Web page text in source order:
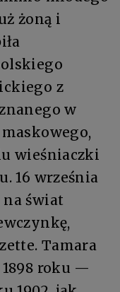
żoną i
z
w
wieśniaczki
16 września
na świat
Tamara
roku —